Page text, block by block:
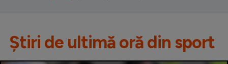
Știri de ultimă oră din sport